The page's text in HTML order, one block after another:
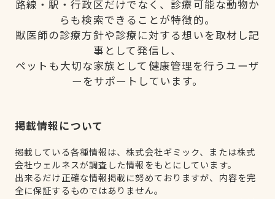
路線・駅・行政区だけでなく、診療可能な動物か
らも検索できることが特徴的。
獣医師の診療方針や診療に対する想いを取材し記
事として発信し、
ペットも大切な家族として健康管理を行うユーザ
ーをサポートしています。
掲載情報について
掲載している各種情報は、株式会社ギミック、または株式
会社ウェルネスが調査した情報をもとにしています。
出来るだけ正確な情報掲載に努めておりますが、内容を完
全に保証するものではありません。